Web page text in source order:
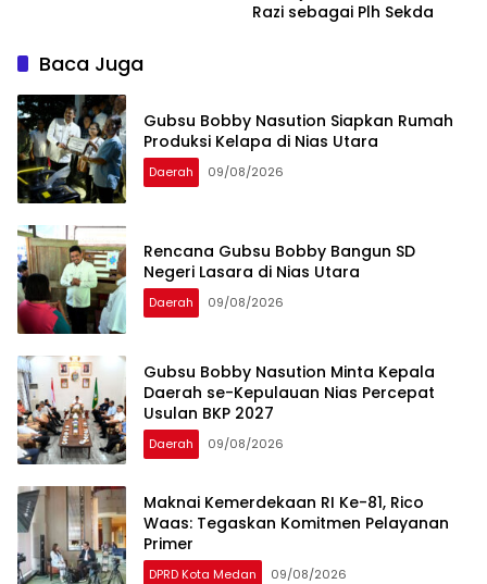
Razi sebagai Plh Sekda
Baca Juga
Gubsu Bobby Nasution Siapkan Rumah
Produksi Kelapa di Nias Utara
Daerah 09/08/2026
Rencana Gubsu Bobby Bangun SD
Negeri Lasara di Nias Utara
Daerah 09/08/2026
Gubsu Bobby Nasution Minta Kepala
Daerah se-Kepulauan Nias Percepat
Usulan BKP 2027
Daerah 09/08/2026
Maknai Kemerdekaan RI Ke-81, Rico
Waas: Tegaskan Komitmen Pelayanan
Primer
DPRD Kota Medan 09/08/2026